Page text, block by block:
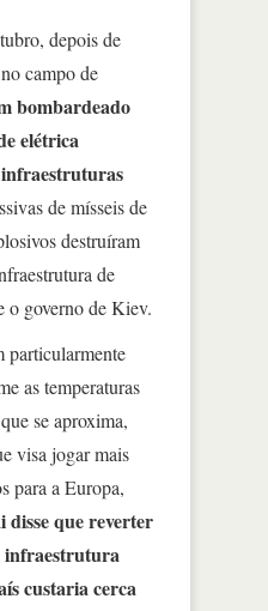
depois de
campo de
bombardeado
elétrica
de mísseis de
destruíram
de
o governo de Kiev.
particularmente
as temperaturas
se aproxima,
visa jogar mais
para a Europa,
disse que reverter
infraestrutura
custaria cerca